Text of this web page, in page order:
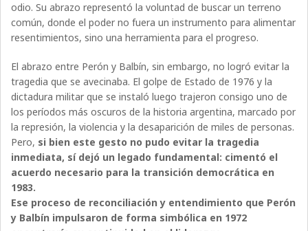
odio. Su abrazo representó la voluntad de buscar un terreno
común, donde el poder no fuera un instrumento para alimentar
resentimientos, sino una herramienta para el progreso.
El abrazo entre Perón y Balbín, sin embargo, no logró evitar la
tragedia que se avecinaba. El golpe de Estado de 1976 y la
dictadura militar que se instaló luego trajeron consigo uno de
los períodos más oscuros de la historia argentina, marcado por
la represión, la violencia y la desaparición de miles de personas.
Pero, si bien este gesto no pudo evitar la tragedia
inmediata, sí dejó un legado fundamental: cimentó el
acuerdo necesario para la transición democrática en
1983.
Ese proceso de reconciliación y entendimiento que Perón
y Balbín impulsaron de forma simbólica en 1972